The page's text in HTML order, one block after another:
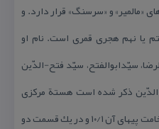
«مالمیر» و «سرسنگ» قرار دارد. و
یا نهم هجری قمری است. نام او
سیّدابوالفتح، سیّد فتح-الدّین
ذكر شده است هستة مركزی
بناب به اندازة ۵/۷ × ۲۵/۷ متر و ضخامت پیهای آن ۱۰/۱ و در یك قسمت دو